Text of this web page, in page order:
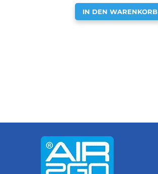
IN DEN WARENKORB